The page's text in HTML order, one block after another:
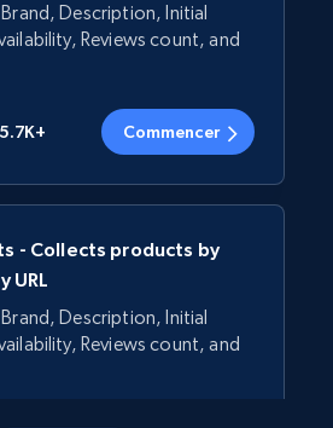
Description, Initial
Reviews count, and
5.7K+ Commencer
- Collects products by
URL
Description, Initial
Reviews count, and